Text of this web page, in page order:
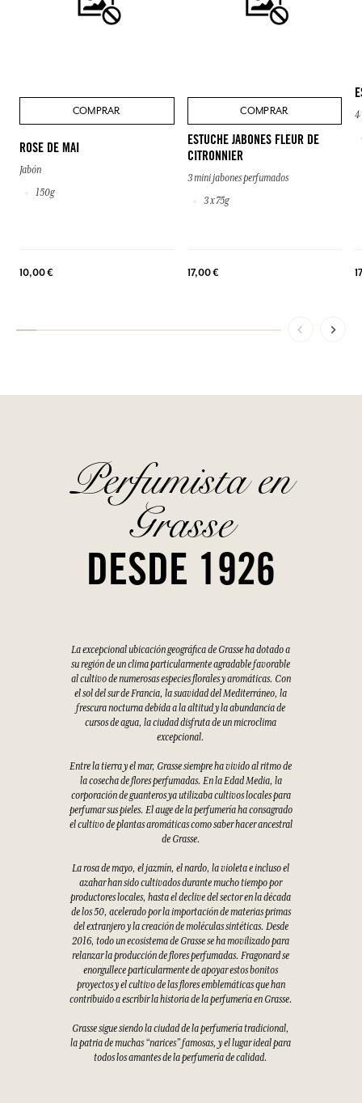
COMPRAR
ROSE DE MAI
Jabón
150g
10,00 €
COMPRAR
ESTUCHE JABONES FLEUR DE
CITRONNIER
3 mini jabones perfumados
3 x 75g
17,00 €
4
Perfumista en
Grasse
DESDE 1926
La excepcional ubicación geográfica de Grasse ha dotado a
su región de un clima particularmente agradable favorable
al cultivo de numerosas especies florales y aromáticas. Con
el sol del sur de Francia, la suavidad del Mediterráneo, la
frescura nocturna debida a la altitud y la abundancia de
cursos de agua, la ciudad disfruta de un microclima
excepcional.
Entre la tierra y el mar, Grasse siempre ha vivido al ritmo de
la cosecha de flores perfumadas. En la Edad Media, la
corporación de guanteros ya utilizaba cultivos locales para
perfumar sus pieles. El auge de la perfumería ha consagrado
el cultivo de plantas aromáticas como saber hacer ancestral
de Grasse.
La rosa de mayo, el jazmín, el nardo, la violeta e incluso el
azahar han sido cultivados durante mucho tiempo por
productores locales, hasta el declive del sector en la década
de los 50, acelerado por la importación de materias primas
del extranjero y la creación de moléculas sintéticas. Desde
2016, todo un ecosistema de Grasse se ha movilizado para
relanzar la producción de flores perfumadas. Fragonard se
enorgullece particularmente de apoyar estos bonitos
proyectos y el cultivo de las flores emblemáticas que han
contribuido a escribir la historia de la perfumería en Grasse.
Grasse sigue siendo la ciudad de la perfumería tradicional,
la patria de muchas “narices” famosas, y el lugar ideal para
todos los amantes de la perfumería de calidad.